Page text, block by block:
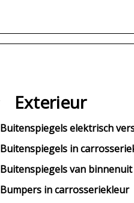
Exterieur
Buitenspiegels elektrisch
Buitenspiegels in
Buitenspiegels van
Bumpers in carrosseriekleur